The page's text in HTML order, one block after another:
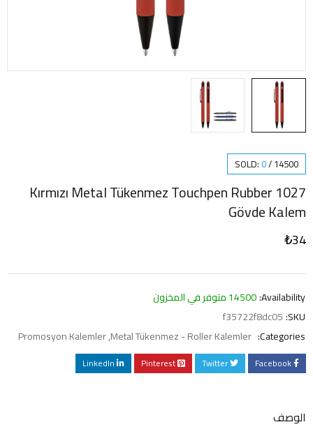
SOLD: 0/14500
1027 Kırmızı Metal Tükenmez Touchpen Rubber
Gövde Kalem
₺34
Availability: 14500 متوفر في المخزون
SKU:
f35722f8dc05
Categories:
Metal Tükenmez - Roller Kalemler
,
Promosyon Kalemler
Facebook
Twitter
Pinterest
LinkedIn
الوصف